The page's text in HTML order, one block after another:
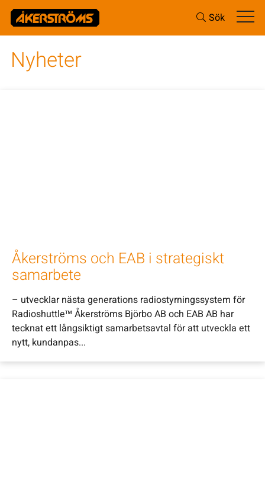
Sök
Nyheter
Åkerströms och EAB i strategiskt
samarbete
– utvecklar nästa generations radiostyrningssystem för
Radioshuttle™ Åkerströms Björbo AB och EAB AB har
tecknat ett långsiktigt samarbetsavtal för att utveckla ett
nytt, kundanpas...